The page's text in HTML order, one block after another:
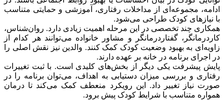
ادامه، مجموعه‌ای از مداخلات رفتاری، آموزشی و حمایتی متناسب
با نیازهای کودک طراحی می‌شود.
همکاری چند تخصصی در این مرحله اهمیت زیادی دارد. روان‌شناس،
کاردرمانگر، گفتاردرمانگر و مشاور خانواده می‌توانند هر کدام از
زاویه‌ای به بهبود وضعیت کودک کمک کنند. والدین نیز نقش اصلی را
در اجرای برنامه در خانه بر عهده دارند.
پایش پیشرفت یکی دیگر از بخش‌های کلیدی است. با ثبت تغییرات
رفتاری و بررسی میزان دستیابی به اهداف، می‌توان برنامه را در
صورت نیاز تغییر داد. این رویکرد منعطف کمک می‌کند تا درمان
همواره متناسب با شرایط کودک پیش برود.